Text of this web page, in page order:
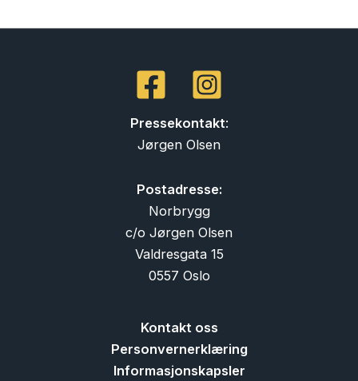
Pressekontakt:
Jørgen Olsen
Postadresse:
Norbrygg
c/o Jørgen Olsen
Valdresgata 15
0557 Oslo
Kontakt oss
Personvernerklæring
Informasjonskapsler